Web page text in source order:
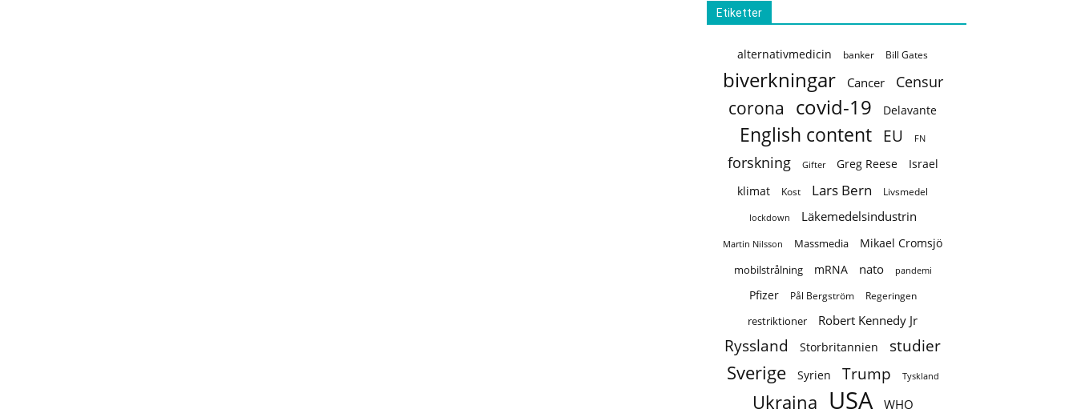
Etiketter
alternativmedicin banker Bill Gates
biverkningar Cancer Censur
corona covid-19 Delavante
English content EU FN
forskning Gifter Greg Reese
Israel
klimat
Kost Lars Bern Livsmedel
lockdown Läkemedelsindustrin
Martin Nilsson Massmedia Mikael Cromsjö
mobilstrålning mRNA nato pandemi
Pfizer Pål Bergström Regeringen
restriktioner Robert Kennedy Jr
Ryssland Storbritannien studier
Sverige Syrien Trump Tyskland
Ukraina USA WHO